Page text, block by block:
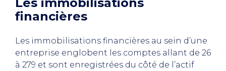
financières
Les immobilisations financières au sein d’une
entreprise englobent les comptes allant de 26
à 279 et sont enregistrées du côté de l’actif